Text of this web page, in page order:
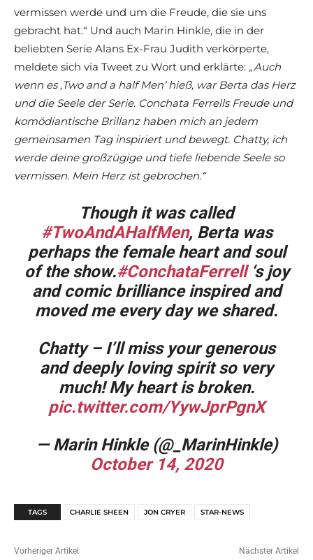
vermissen werde und um die Freude, die sie uns
gebracht hat.“ Und auch Marin Hinkle, die in der
beliebten Serie Alans Ex-Frau Judith verkörperte,
meldete sich via Tweet zu Wort und erklärte: „Auch
wenn es ‚Two and a half Men‘ hieß, war Berta das Herz
und die Seele der Serie. Conchata Ferrells Freude und
komödiantische Brillanz haben mich an jedem
gemeinsamen Tag inspiriert und bewegt. Chatty, ich
werde deine großzügige und tiefe liebende Seele so
vermissen. Mein Herz ist gebrochen.“
Though it was called
#TwoAndAHalfMen, Berta was
perhaps the female heart and soul
of the show.#ConchataFerrell‘s joy
and comic brilliance inspired and
moved me every day we shared.
Chatty – I’ll miss your generous
and deeply loving spirit so very
much! My heart is broken.
pic.twitter.com/YywJprPgnX
— Marin Hinkle (@_MarinHinkle)
October 14, 2020
TAGS CHARLIE SHEEN JON CRYER STAR-NEWS
Vorheriger Artikel Nächster Artikel